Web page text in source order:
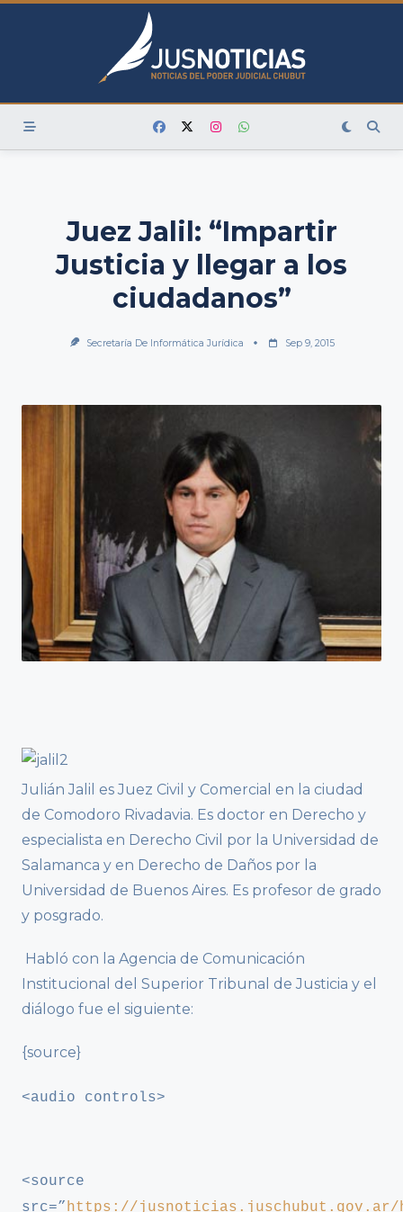
Skip
Juez Jalil: “Impartir
Justicia y llegar a los
ciudadanos”
Secretaría De Informática Jurídica Sep 9, 2015
Julián Jalil es Juez Civil y Comercial en la ciudad
de Comodoro Rivadavia. Es doctor en Derecho y
especialista en Derecho Civil por la Universidad de
Salamanca y en Derecho de Daños por la
Universidad de Buenos Aires. Es profesor de grado
y posgrado.
Habló con la Agencia de Comunicación
Institucional del Superior Tribunal de Justicia y el
diálogo fue el siguiente:
{source}
<audio controls>
<source
src=”https://